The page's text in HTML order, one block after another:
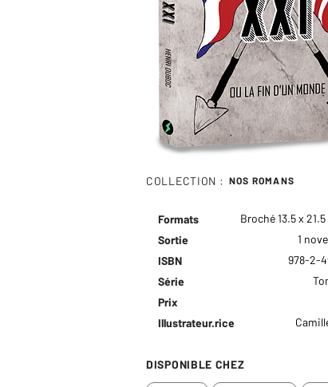
COLLECTION : NOS ROMANS
Formats
Broché 13.5 x
Sortie
ISBN
Série
Prix
Illustrateur.rice
1
978-2-
DISPONIBLE CHEZ